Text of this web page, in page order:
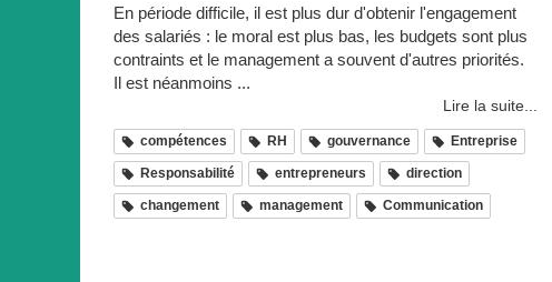
En période difficile, il est plus dur d'obtenir l'engagement
des salariés : le moral est plus bas, les budgets sont plus
contraints et le management a souvent d'autres priorités.
Il est néanmoins ...
Lire la suite...
compétences RH gouvernance Entreprise
Responsabilité entrepreneurs direction
changement management Communication